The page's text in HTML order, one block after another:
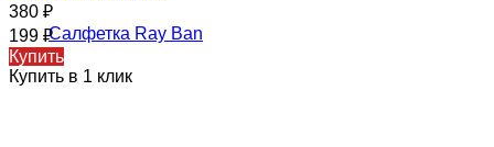
380 ₽
199 ₽
Купить
Купить в 1 клик